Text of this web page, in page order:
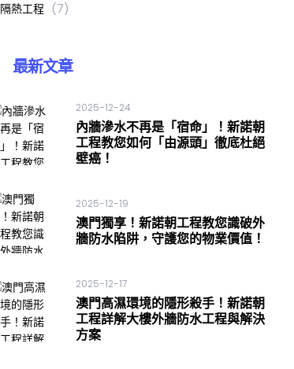
隔熱工程 (7)
最新文章
2025-12-24
內牆滲水不再是「宿命」！新諾朝
工程教您如何「由源頭」徹底杜絕
壁癌！
2025-12-19
澳門獨享！新諾朝工程教您識破外
牆防水陷阱，守護您的物業價值！
2025-12-17
澳門高濕環境的隱形殺手！新諾朝
工程詳解大樓外牆防水工程與解決
方案